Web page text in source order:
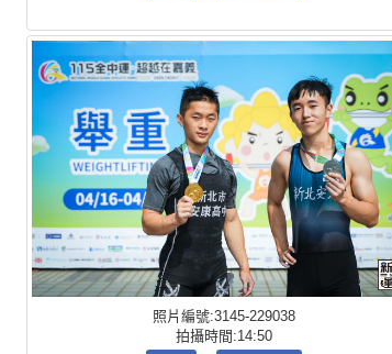
照片編號:3145-229038
拍攝時間:14:50